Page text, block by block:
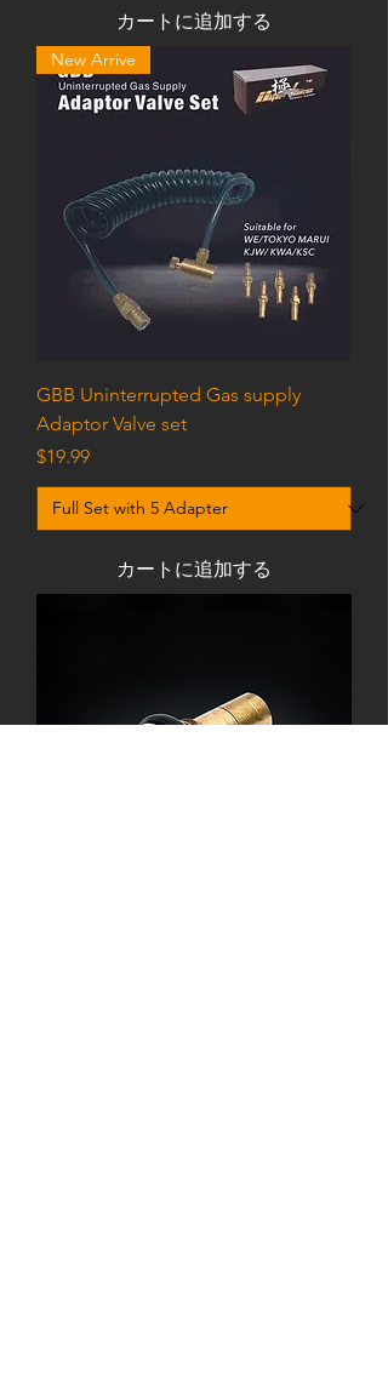
カートに追加する
New Arrive
GBB Uninterrupted Gas supply
Adaptor Valve set
価格
$19.99
カートに追加する